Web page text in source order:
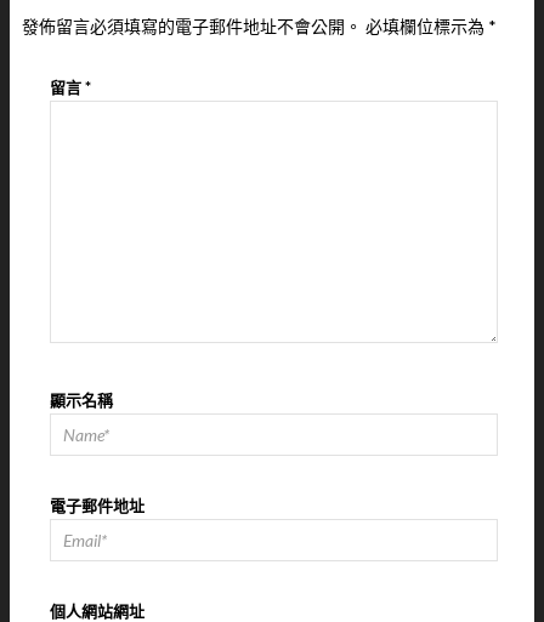
發佈留言必須填寫的電子郵件地址不會公開。 必填欄位標示為 *
留言*
顯示名稱
電子郵件地址
個人網站網址